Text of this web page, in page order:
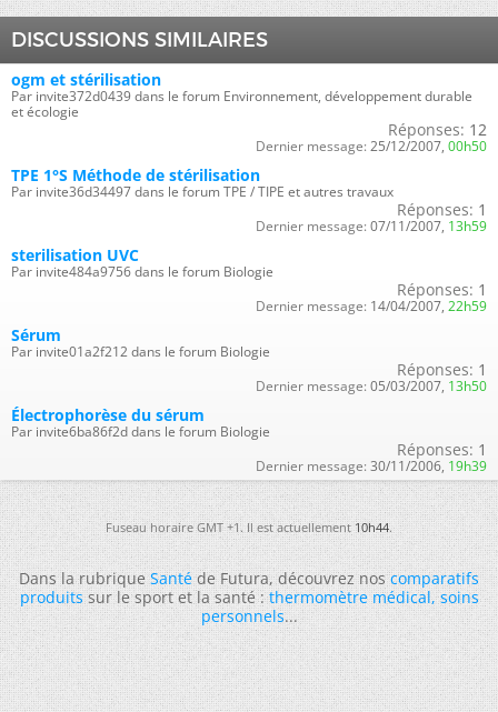
DISCUSSIONS SIMILAIRES
ogm et stérilisation
Par invite372d0439 dans le forum Environnement, développement durable
et écologie
Réponses: 12
Dernier message: 25/12/2007, 00h50
TPE 1°S Méthode de stérilisation
Par invite36d34497 dans le forum TPE / TIPE et autres travaux
Réponses: 1
Dernier message: 07/11/2007, 13h59
sterilisation UVC
Par invite484a9756 dans le forum Biologie
Réponses: 1
Dernier message: 14/04/2007, 22h59
Sérum
Par invite01a2f212 dans le forum Biologie
Réponses: 1
Dernier message: 05/03/2007, 13h50
Électrophorèse du sérum
Par invite6ba86f2d dans le forum Biologie
Réponses: 1
Dernier message: 30/11/2006, 19h39
Fuseau horaire GMT +1. Il est actuellement10h44.
Dans la rubriqueSantéde Futura, découvrez noscomparatifs
produitssur le sport et la santé :thermomètre médical,soins
personnels...